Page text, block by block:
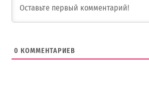
0 КОММЕНТАРИЕВ